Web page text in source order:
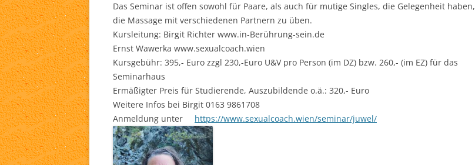
Das Seminar ist offen sowohl für Paare, als auch für mutige Singles, die Gelegenheit haben,
die Massage mit verschiedenen Partnern zu üben.
Kursleitung: Birgit Richter www.in-Berührung-sein.de
Ernst Wawerka www.sexualcoach.wien
Kursgebühr: 395,- Euro zzgl 230,-Euro U&V pro Person (im DZ) bzw. 260,- (im EZ) für das
Seminarhaus
Ermäßigter Preis für Studierende, Auszubildende o.ä.: 320,- Euro
Weitere Infos bei Birgit 0163 9861708
Anmeldung unter https://www.sexualcoach.wien/seminar/juwel/